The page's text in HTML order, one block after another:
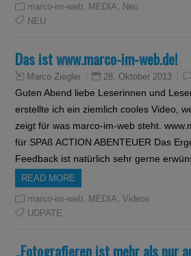
marco-im-web
MEDIA
Neu
NEU
Das ist www.marco-im-web.de!
Marco Ziegler 28. Oktober 2013
Guten Abend liebe Leserinnen und
erstellte ich ein ziemlich cooles Video,
zeigt für was marco-im-web steht.
für SPAß ACTION ABENTEUER Das
Feedback ist natürlich sehr gerne
READ MORE
marco-im-web
MEDIA ,Videos
UDPATE
„Fotografieren ist mehr als nur